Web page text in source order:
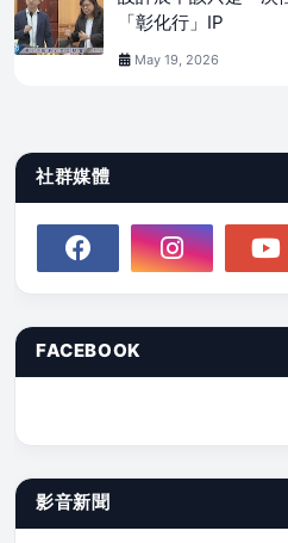
「彰化行」IP
May 19, 2026
社群媒體
FACEBOOK
影音新聞